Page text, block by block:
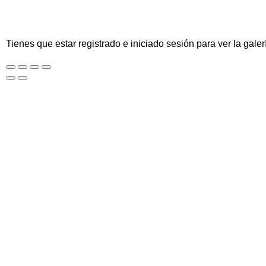
Tienes que estar registrado e iniciado sesión para ver la